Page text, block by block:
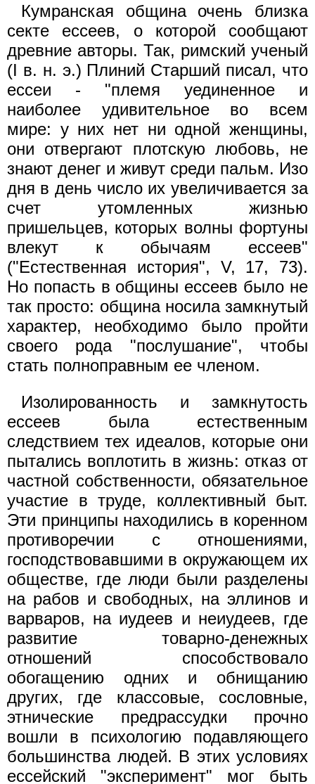
Кумранская община очень близка
секте ессеев, о которой сообщают
древние авторы. Так, римский ученый
(I в. н. э.) Плиний Старший писал, что
ессеи - "племя уединенное и
наиболее удивительное во всем
мире: у них нет ни одной женщины,
они отвергают плотскую любовь, не
знают денег и живут среди пальм. Изо
дня в день число их увеличивается за
счет утомленных жизнью
пришельцев, которых волны фортуны
влекут к обычаям ессеев"
("Естественная история", V, 17, 73).
Но попасть в общины ессеев было не
так просто: община носила замкнутый
характер, необходимо было пройти
своего рода "послушание", чтобы
стать полноправным ее членом.
Изолированность и замкнутость
ессеев была естественным
следствием тех идеалов, которые они
пытались воплотить в жизнь: отказ от
частной собственности, обязательное
участие в труде, коллективный быт.
Эти принципы находились в коренном
противоречии с отношениями,
господствовавшими в окружающем их
обществе, где люди были разделены
на рабов и свободных, на эллинов и
варваров, на иудеев и неиудеев, где
развитие товарно-денежных
отношений способствовало
обогащению одних и обнищанию
других, где классовые, сословные,
этнические предрассудки прочно
вошли в психологию подавляющего
большинства людей. В этих условиях
ессейский "эксперимент" мог быть